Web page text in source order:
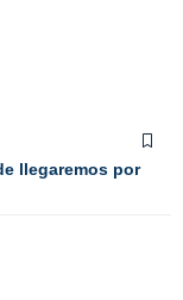
llegaremos por